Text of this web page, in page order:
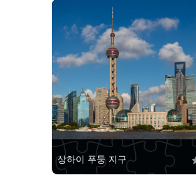
상하이 푸둥 지구